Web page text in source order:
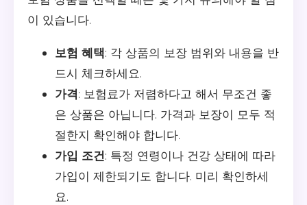
이 있습니다.
보험 혜택: 각 상품의 보장 범위와 내용을 반
드시 체크하세요.
가격: 보험료가 저렴하다고 해서 무조건 좋
은 상품은 아닙니다. 가격과 보장이 모두 적
절한지 확인해야 합니다.
가입 조건: 특정 연령이나 건강 상태에 따라
가입이 제한되기도 합니다. 미리 확인하세
요.